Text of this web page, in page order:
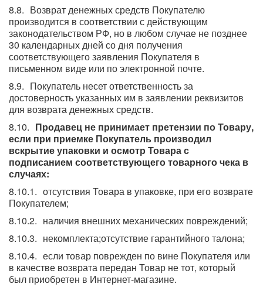
Возврат денежных средств Покупателю
производится в соответствии с действующим
законодательством РФ, но в любом случае не позднее
30 календарных дней со дня получения
соответствующего заявления Покупателя в
письменном виде или по электронной почте.
Покупатель несет ответственность за
достоверность указанных им в заявлении реквизитов
для возврата денежных средств.
Продавец не принимает претензии по Товару,
если при приемке Покупатель производил
вскрытие упаковки и осмотр Товара с
подписанием соответствующего товарного чека в
случаях:
отсутствия Товара в упаковке, при его возврате
Покупателем;
наличия внешних механических повреждений;
некомплекта;отсутствие гарантийного талона;
если товар поврежден по вине Покупателя или
в качестве возврата передан Товар не тот, который
был приобретен в Интернет-магазине.